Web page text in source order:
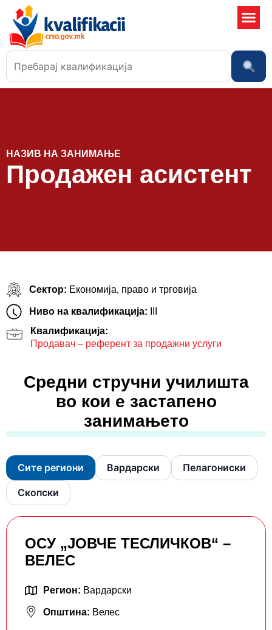
НАЗИВ НА ЗАНИМАЊЕ
Продажен асистент
Сектор: Економија, право и трговија
Ниво на квалификација:
Квалификација:
Продавач – референт за продажни услуги
Средни стручни училишта
во кои е застапено
занимањето
Сите региони Вардарски Пелагониски
Скопски
ОСУ „ЈОВЧЕ ТЕСЛИЧКОВ“ –
ВЕЛЕС
Регион: Вардарски
Општина: Велес